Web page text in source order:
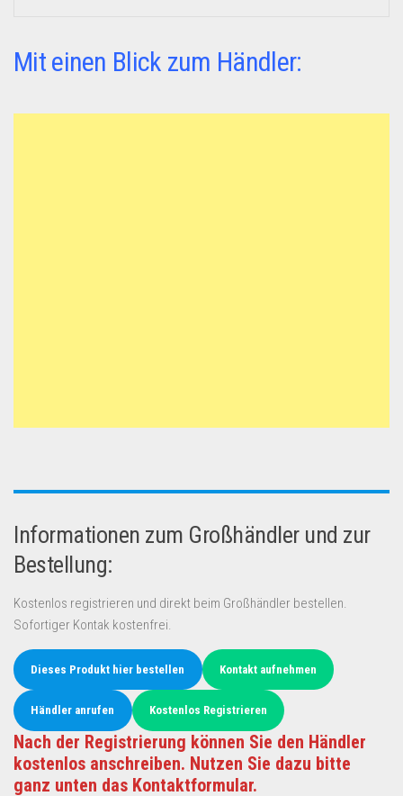
Mit einen Blick zum Händler:
Informationen zum Großhändler und zur
Bestellung:
Kostenlos registrieren und direkt beim Großhändler bestellen.
Sofortiger Kontak kostenfrei.
Dieses Produkt hier bestellen Kontakt aufnehmen
Händler anrufen Kostenlos Registrieren
Nach der Registrierung können Sie den Händler
kostenlos anschreiben. Nutzen Sie dazu bitte
ganz unten das Kontaktformular.